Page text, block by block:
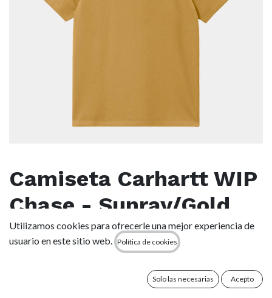
Camiseta Carhartt WIP
Chase - Sunray/Gold
(0 reseña)
La S/S Chase T-Shirt está confeccionada en punto Jersey de
que se centra en productos básicos de punto Jersey e incluye
Utilizamos cookies para ofrecerle una mejor experiencia de
usuario en este sitio web.
Política de cookies
Solo las necesarias Acepto